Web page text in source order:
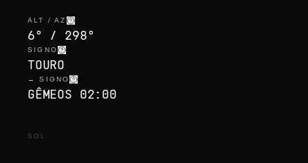
ALT / AZ
6° / 298°
SIGNO
TOURO
→ SIGNO
GÊMEOS 02:00
SOL